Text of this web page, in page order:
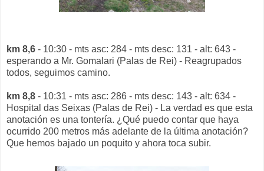
km 8,6 - 10:30 - mts asc: 284 - mts desc: 131 - alt: 643 -
esperando a Mr. Gomalari (Palas de Rei) - Reagrupados
todos, seguimos camino.
km 8,8 - 10:31 - mts asc: 286 - mts desc: 143 - alt: 634 -
Hospital das Seixas (Palas de Rei) - La verdad es que esta
anotación es una tontería. ¿Qué puedo contar que haya
ocurrido 200 metros más adelante de la última anotación?
Que hemos bajado un poquito y ahora toca subir.